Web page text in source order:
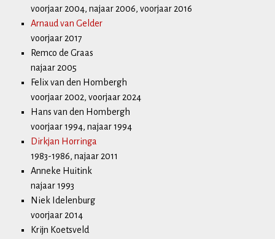
voorjaar 2004, najaar 2006, voorjaar 2016
Arnaud van Gelder
voorjaar 2017
Remco de Graas
najaar 2005
Felix van den Hombergh
voorjaar 2002, voorjaar 2024
Hans van den Hombergh
voorjaar 1994, najaar 1994
Dirkjan Horringa
1983-1986, najaar 2011
Anneke Huitink
najaar 1993
Niek Idelenburg
voorjaar 2014
Krijn Koetsveld